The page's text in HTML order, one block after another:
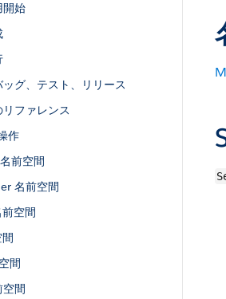
開始
グ、テスト、リリース
ファレンス
作
前空間
名前空間
空間
間
空間